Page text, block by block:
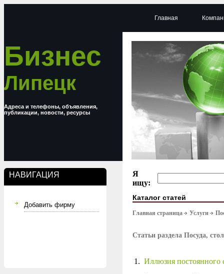
Бизнес
Липецк
Адреса и телефоны, объявления,
публикации, новости, ресурсы
НАВИГАЦИЯ
Добавить фирму
Главная
Я
ищу:
Каталог статей
Главная страница Услуги
Статьи раздела Посуда,
1. Иллюзия постоянного